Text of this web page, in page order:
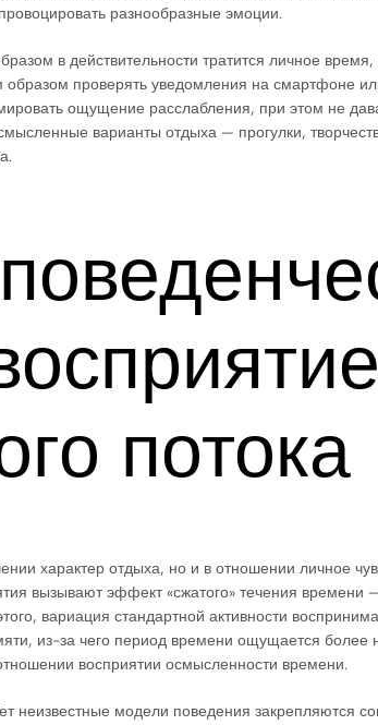
разнообразные эмоции.
в действительности тратится личное
проверять уведомления на смартфоне
ощущение расслабления, при этом не
варианты отдыха — прогулки,
потока
характер отдыха, но и в отношении личное
вызывают эффект «сжатого» течения времени
вариация стандартной активности
из-за чего период времени ощущается
восприятии осмысленности времени.
неизвестные модели поведения закрепляются